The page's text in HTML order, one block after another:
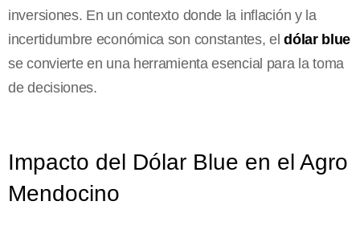
inversiones. En un contexto donde la inflación y la
incertidumbre económica son constantes, eldólar blue
se convierte en una herramienta esencial para la toma
de decisiones.
Impacto del Dólar Blue en el Agro
Mendocino